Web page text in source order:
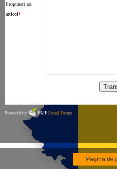
Propuneți un
articol*
Powered by EMF Email Forms
Pagina de